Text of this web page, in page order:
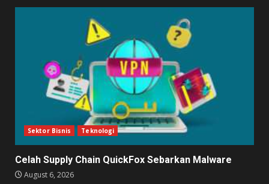
Sektor Bisnis Teknologi
Celah Supply Chain QuickFox Sebarkan Malware
August 6, 2026